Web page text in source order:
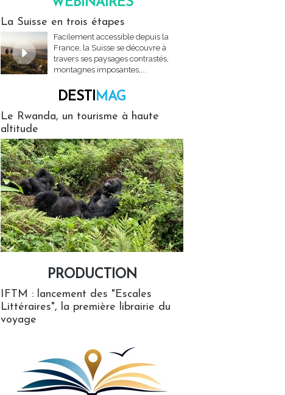
La Suisse en trois étapes
Facilement accessible depuis la
France, la Suisse se découvre à
travers ses paysages contrastés,
montagnes imposantes,...
DESTIMAG
Le Rwanda, un tourisme à haute
altitude
PRODUCTION
IFTM : lancement des "Escales
Littéraires", la première librairie du
voyage